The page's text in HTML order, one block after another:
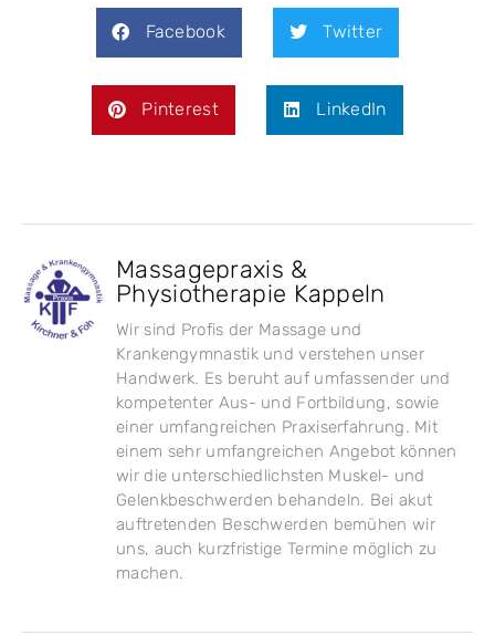
Facebook Twitter
Pinterest LinkedIn
Massagepraxis &
Physiotherapie Kappeln
Wir sind Profis der Massage und
Krankengymnastik und verstehen unser
Handwerk. Es beruht auf umfassender und
kompetenter Aus- und Fortbildung, sowie
einer umfangreichen Praxiserfahrung. Mit
einem sehr umfangreichen Angebot können
wir die unterschiedlichsten Muskel- und
Gelenkbeschwerden behandeln. Bei akut
auftretenden Beschwerden bemühen wir
uns, auch kurzfristige Termine möglich zu
machen.